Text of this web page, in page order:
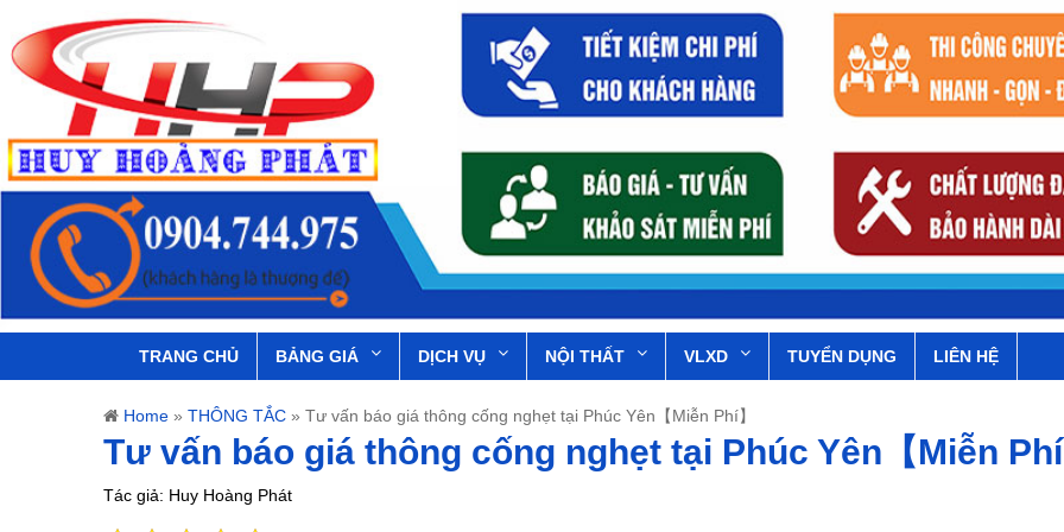
TRANG CHỦ BẢNG GIÁ DỊCH VỤ NỘI THẤT VLXD TUYỂN DỤNG LIÊN HỆ
Home » THÔNG TẮC » Tư vấn báo giá thông cống nghẹt tại Phúc Yên【Miễn Phí】
Tư vấn báo giá thông cống nghẹt tại Phúc Yên【Miễn
Tác giả: Huy Hoàng Phát